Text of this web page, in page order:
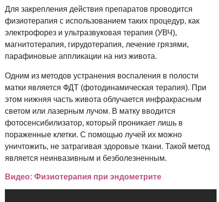
Для закрепления действия препаратов проводится
физиотерапия с использованием таких процедур, как
электрофорез и ультразвуковая терапия (УВЧ),
магнитотерапия, гирудотерапия, лечение грязями,
парафиновые аппликации на низ живота.
Одним из методов устранения воспаления в полости
матки является ФДТ (фотодинамическая терапия). При
этом нижняя часть живота облучается инфракрасным
светом или лазерным лучом. В матку вводится
фотосенсибилизатор, который проникает лишь в
пораженные клетки. С помощью лучей их можно
уничтожить, не затрагивая здоровые ткани. Такой метод
является неинвазивным и безболезненным.
Видео: Физиотерапия при эндометрите